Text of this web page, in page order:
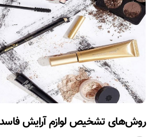
روش‌های تشخیص لوازم آرایش فاسد